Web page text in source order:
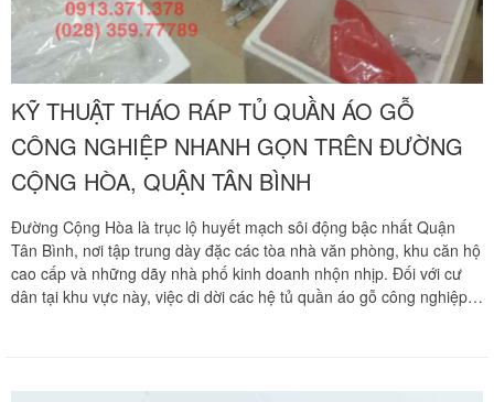
KỸ THUẬT THÁO RÁP TỦ QUẦN ÁO GỖ
CÔNG NGHIỆP NHANH GỌN TRÊN ĐƯỜNG
CỘNG HÒA, QUẬN TÂN BÌNH
Đường Cộng Hòa là trục lộ huyết mạch sôi động bậc nhất Quận
Tân Bình, nơi tập trung dày đặc các tòa nhà văn phòng, khu căn hộ
cao cấp và những dãy nhà phố kinh doanh nhộn nhịp. Đối với cư
dân tại khu vực này, việc di dời các hệ tủ quần áo gỗ công nghiệp
hư hại kết cấu ván ép hay thất lạc linh kiện.